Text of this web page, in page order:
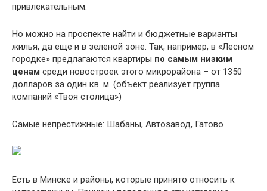
привлекательным.
Но можно на проспекте найти и бюджетные варианты
жилья, да еще и в зеленой зоне. Так, например, в «Лесном
городке» предлагаются квартиры по самым низким
ценам среди новостроек этого микрорайона – от 1350
долларов за один кв. м. (объект реализует группа
компаний «Твоя столица»)
Самые непрестижные: Шабаны, Автозавод, Гатово
Есть в Минске и районы, которые принято относить к